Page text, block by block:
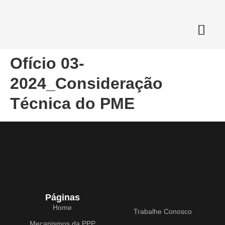
Ofício 03-
2024_Consideração
Técnica do PME
Páginas
Home
Trabalhe Conosco